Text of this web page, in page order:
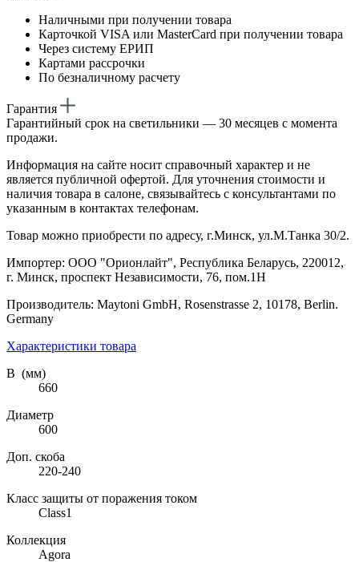
Наличными при получении товара
Карточкой VISA или MasterCard при получении товара
Через систему ЕРИП
Картами рассрочки
По безналичному расчету
Гарантия
Гарантийный срок на светильники — 30 месяцев с момента
продажи.
Информация на сайте носит справочный характер и не
является публичной офертой. Для уточнения стоимости и
наличия товара в салоне, связывайтесь с консультантами по
указанным в контактах телефонам.
Товар можно приобрести по адресу, г.Минск, ул.М.Танка 30/2.
Импортер: ООО "Орионлайт", Республика Беларусь, 220012,
г. Минск, проспект Независимости, 76, пом.1Н
Производитель: Maytoni GmbH, Rosenstrasse 2, 10178, Berlin.
Germany
Характеристики товара
В (мм)
660
Диаметр
600
Доп. скоба
220-240
Класс защиты от поражения током
Class1
Коллекция
Agora